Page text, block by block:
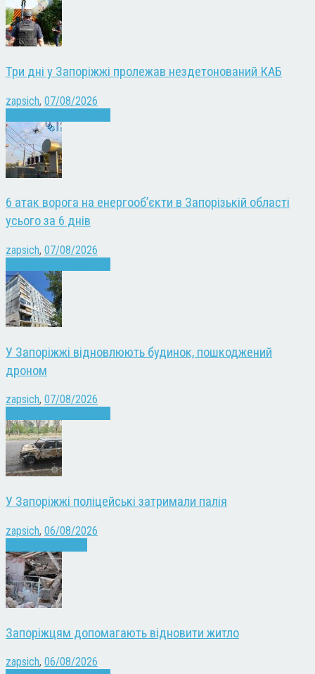
Три дні у Запоріжжі пролежав нездетонований КАБ
zapsich, 07/08/2026
6 атак ворога на енергооб’єкти в Запорізькій області
усього за 6 днів
zapsich, 07/08/2026
У Запоріжжі відновлюють будинок, пошкоджений
дроном
zapsich, 07/08/2026
У Запоріжжі поліцейські затримали палія
zapsich, 06/08/2026
Запоріжцям допомагають відновити житло
zapsich, 06/08/2026